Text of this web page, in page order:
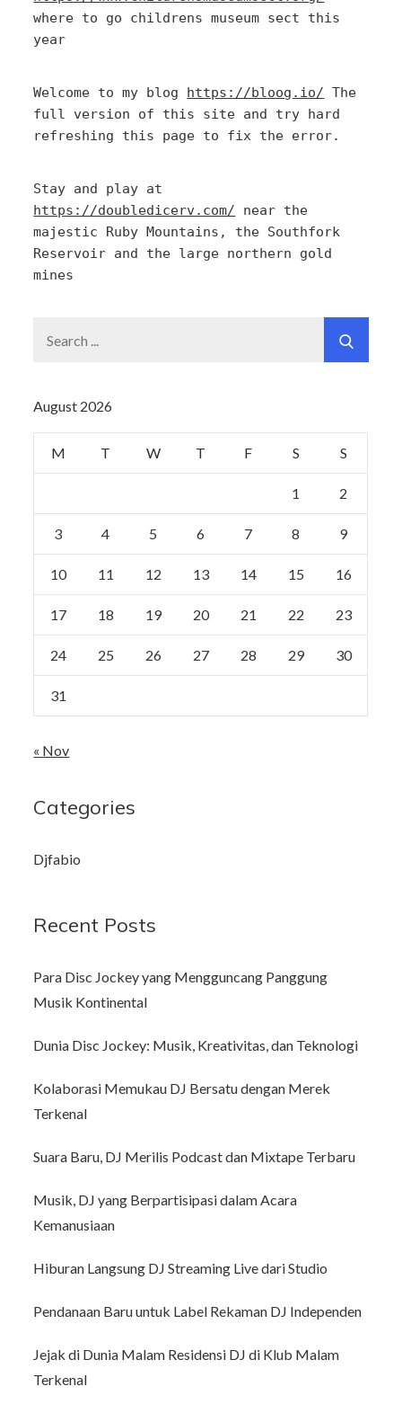
where to go childrens museum sect this
year
Welcome to my blog https://bloog.io/ The
full version of this site and try hard
refreshing this page to fix the error.
https://doubledicerv.com/ near the
majestic Ruby Mountains, the Southfork
Reservoir and the large northern gold
mines
August 2026
M T W T F S S
1 2
3 4 5 6 7 8 9
10 11 12 13 14 15 16
17 18 19 20 21 22 23
24 25 26 27 28 29 30
31
« Nov
Categories
Djfabio
Recent Posts
Para Disc Jockey yang Mengguncang Panggung
Musik Kontinental
Dunia Disc Jockey: Musik, Kreativitas, dan Teknologi
Kolaborasi Memukau DJ Bersatu dengan Merek
Terkenal
Suara Baru, DJ Merilis Podcast dan Mixtape Terbaru
Musik, DJ yang Berpartisipasi dalam Acara
Kemanusiaan
Hiburan Langsung DJ Streaming Live dari Studio
Pendanaan Baru untuk Label Rekaman DJ Independen
Jejak di Dunia Malam Residensi DJ di Klub Malam
Terkenal